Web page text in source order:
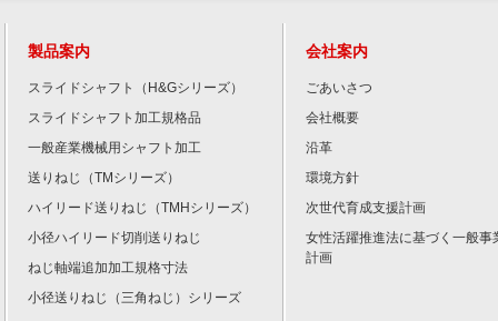
製品案内
スライドシャフト（H&Gシリーズ）
スライドシャフト加工規格品
一般産業機械用シャフト加工
送りねじ（TMシリーズ）
ハイリード送りねじ（TMHシリーズ）
小径ハイリード切削送りねじ
ねじ軸端追加加工規格寸法
小径送りねじ（三角ねじ）シリーズ
会社案内
ごあいさつ
会社概要
沿革
環境方針
次世代育成支援計画
女性活躍推進法に基づく一般事
計画